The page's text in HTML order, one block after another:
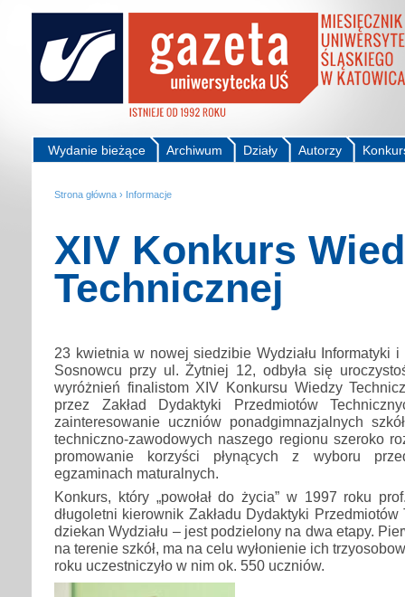
Autorzy
Działy
Archiwum
Wydanie bieżące
Strona główna › Informacje
XIV Konkurs
Technicznej
23 kwietnia w nowej siedzibie Wydziału Informatyki i
Sosnowcu przy ul. Żytniej 12, odbyła się
wyróżnień finalistom XIV Konkursu Wiedzy
przez Zakład Dydaktyki Przedmiotów
zainteresowanie uczniów ponadgimnazjalnych
techniczno-zawodowych naszego regionu szeroko
promowanie korzyści płynących z wyboru
egzaminach maturalnych.
Konkurs, który „powołał do życia” w 1997 roku
długoletni kierownik Zakładu Dydaktyki
dziekan Wydziału – jest podzielony na dwa etapy.
na terenie szkół, ma na celu wyłonienie ich
roku uczestniczyło w nim ok. 550 uczniów.